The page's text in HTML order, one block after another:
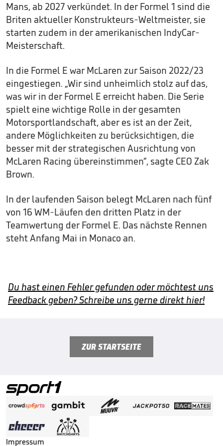
Mans, ab 2027 verkündet. In der Formel 1 sind die
Briten aktueller Konstrukteurs-Weltmeister, sie
starten zudem in der amerikanischen IndyCar-
Meisterschaft.
In die Formel E war McLaren zur Saison 2022/23
eingestiegen. „Wir sind unheimlich stolz auf das,
was wir in der Formel E erreicht haben. Die Serie
spielt eine wichtige Rolle in der gesamten
Motorsportlandschaft, aber es ist an der Zeit,
andere Möglichkeiten zu berücksichtigen, die
besser mit der strategischen Ausrichtung von
McLaren Racing übereinstimmen“, sagte CEO Zak
Brown.
In der laufenden Saison belegt McLaren nach fünf
von 16 WM-Läufen den dritten Platz in der
Teamwertung der Formel E. Das nächste Rennen
steht Anfang Mai in Monaco an.
Du hast einen Fehler gefunden oder möchtest uns
Feedback geben? Schreibe uns gerne direkt hier!
ZUR STARTSEITE
Impressum